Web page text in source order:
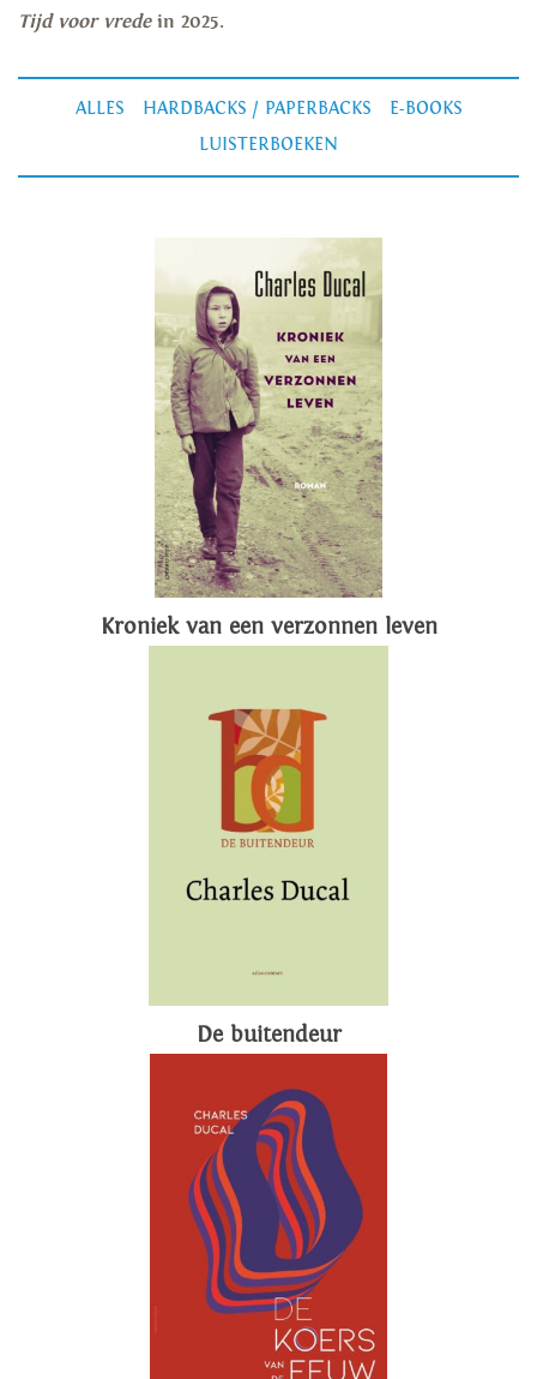
Tijd voor vredein 2025.
ALLES HARDBACKS / PAPERBACKS
E-BOOKS
LUISTERBOEKEN
Kroniek van een verzonnen leven
De buitendeur